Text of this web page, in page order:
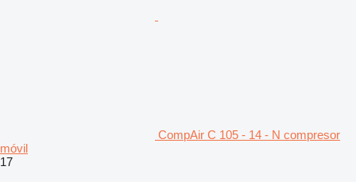
CompAir C 105 - 14 - N compresor
móvil
17